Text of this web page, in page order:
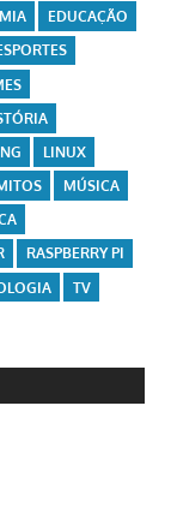
EDUCAÇÃO
LINUX
MÚSICA
RASPBERRY PI
TV